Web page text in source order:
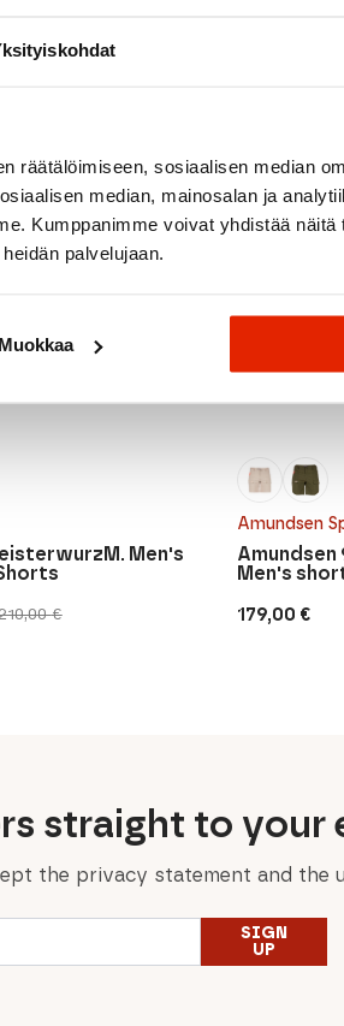
räätälöimiseen, sosiaalisen median
median, mainosalan ja
Kumppanimme voivat yhdistää näitä
palvelujaan.
Muokkaa
€
Men's
Amundsen
179,00 €
Men's
straight to your
the privacy statement and the
SIGN
UP